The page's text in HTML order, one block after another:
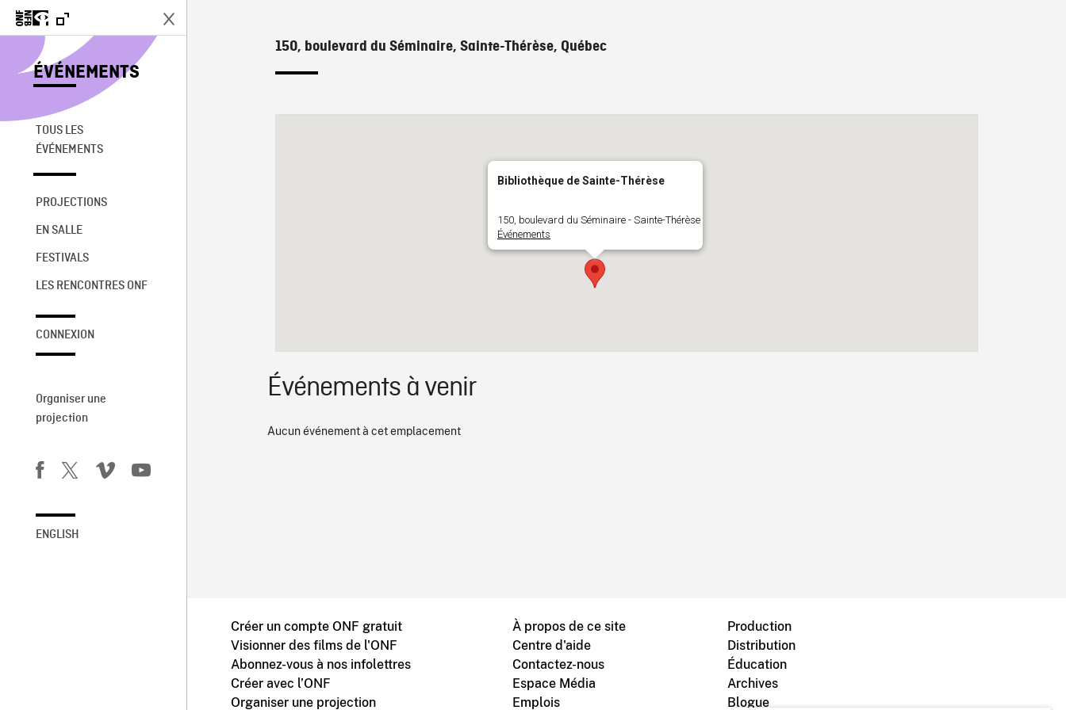
ÉVÉNEMENTS
TOUS LES
ÉVÉNEMENTS
PROJECTIONS
EN SALLE
FESTIVALS
LES RENCONTRES ONF
CONNEXION
Organiser une
projection
ENGLISH
150, boulevard du Séminaire, Sainte-Thérèse, Québec
Bibliothèque de Sainte-Thérèse
150, boulevard du Séminaire - Sainte-Thérèse
Événements
Événements à venir
Aucun événement à cet emplacement
Créer un compte ONF gratuit
Visionner des films de l'ONF
Abonnez-vous à nos infolettres
Créer avec l’ONF
Organiser une projection
À propos de ce site
Centre d'aide
Contactez-nous
Espace Média
Emplois
Production
Distribution
Éducation
Archives
Blogue